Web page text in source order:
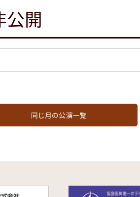
公開
同じ月の公演一覧